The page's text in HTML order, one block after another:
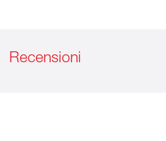
Recensioni